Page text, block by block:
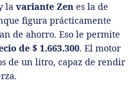
la variante Zen es la de
figura prácticamente
de ahorro. Eso le permite
de $ 1.663.300. El motor
de un litro, capaz de rendir